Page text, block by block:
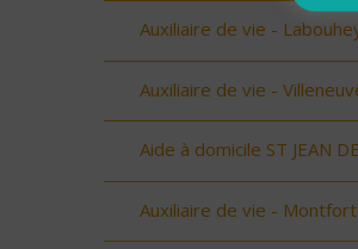
Auxiliaire de vie -
Auxiliaire de vie -
Aide à domicile ST JEAN
Auxiliaire de vie -